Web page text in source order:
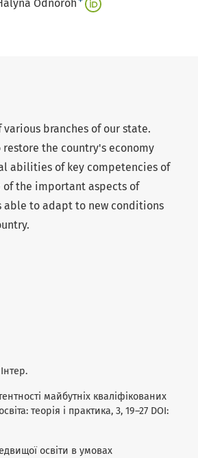
Odnoroh
branches of our state.
the country's economy
abilities of key competencies of
the important aspects of
able to adapt to new conditions
майбутніх кваліфікованих
теорія і практика, 3, 19–27 DOI:
освіти в умовах